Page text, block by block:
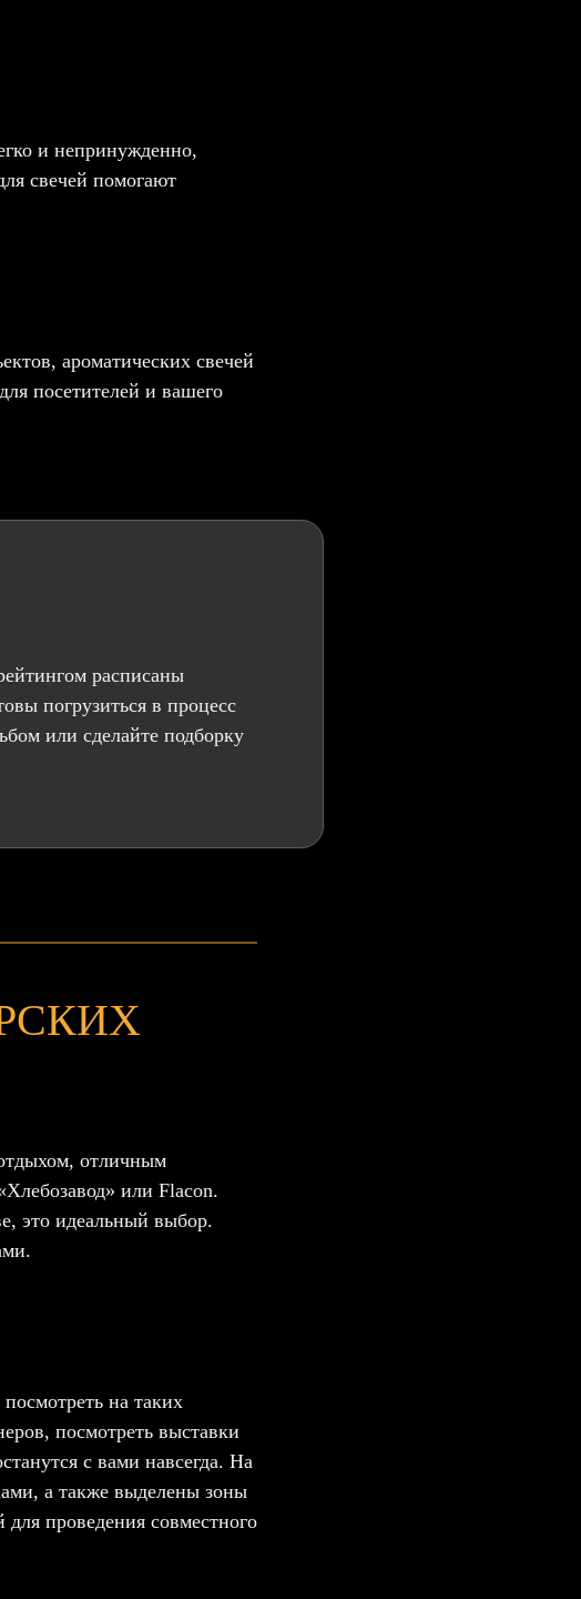
и непринужденно,
свечей помогают
ароматических свечей
посетителей и вашего
расписаны
погрузиться в процесс
или сделайте подборку
отличным
или Flacon.
это идеальный выбор.
на таких
посмотреть выставки
с вами навсегда. На
а также выделены зоны
проведения совместного